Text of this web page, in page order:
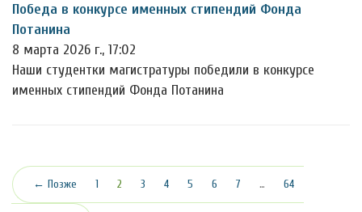
Победа в конкурсе именных стипендий Фонда
Потанина
8 марта 2026 г., 17:02
Наши студентки магистратуры победили в конкурсе
именных стипендий Фонда Потанина
← Позже 1 2 (текущая)
3 4 5 6 7 … 64